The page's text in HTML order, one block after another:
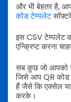
और भी बेहतर है,
कोड टेम्पलेट
इस CSV टेम्पलेट
एन्क्रिप्ट करना
सब कुछ जो आपको
जिसे आप QR कोड
हैं जैसे कि एक्सेल या
करके।